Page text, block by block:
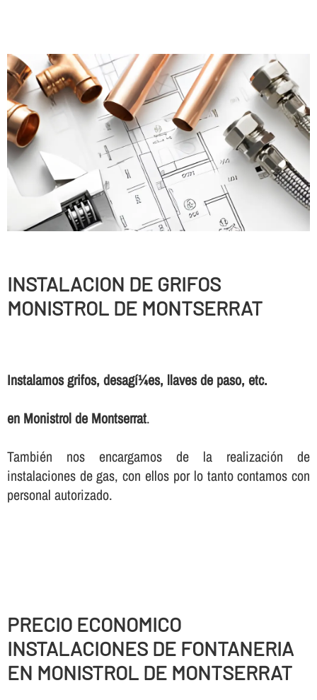
INSTALACION DE GRIFOS
MONISTROL DE MONTSERRAT
Instalamos grifos, desagí¼es, llaves de paso, etc.
en Monistrol de Montserrat.
También nos encargamos de la realización de
instalaciones de gas, con ellos por lo tanto contamos con
personal autorizado.
PRECIO ECONOMICO
INSTALACIONES DE FONTANERIA
EN MONISTROL DE MONTSERRAT